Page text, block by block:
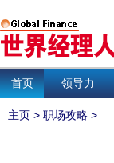
首页 领导力
主页 > 职场攻略 >